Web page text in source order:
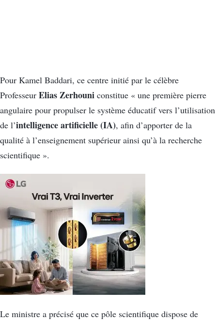
Pour Kamel Baddari, ce centre initié par le célèbre
Professeur Elias Zerhouni constitue « une première pierre
angulaire pour propulser le système éducatif vers l’utilisation
de l’intelligence artificielle (IA), afin d’apporter de la
qualité à l’enseignement supérieur ainsi qu’à la recherche
scientifique ».
Le ministre a précisé que ce pôle scientifique dispose de